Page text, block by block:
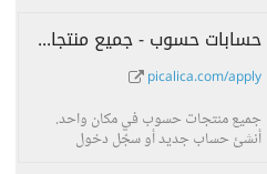
حسابات حسوب - جميع منتجات حسوب في مكان واحد
picalica.com/apply
جميع منتجات حسوب في مكان واحد.
أنشئ حساب جديد أو سجّل دخول